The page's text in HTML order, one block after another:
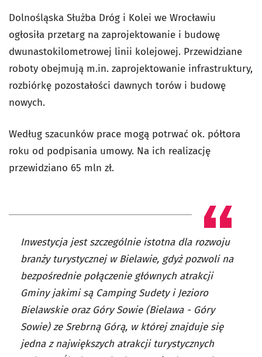
Dolnośląska Służba Dróg i Kolei we Wrocławiu
ogłosiła przetarg na zaprojektowanie i budowę
dwunastokilometrowej linii kolejowej. Przewidziane
roboty obejmują m.in. zaprojektowanie infrastruktury,
rozbiórkę pozostałości dawnych torów i budowę
nowych.
Według szacunków prace mogą potrwać ok. półtora
roku od podpisania umowy. Na ich realizację
przewidziano 65 mln zł.
Inwestycja jest szczególnie istotna dla rozwoju
branży turystycznej w Bielawie, gdyż pozwoli na
bezpośrednie połączenie głównych atrakcji
Gminy jakimi są Camping Sudety i Jezioro
Bielawskie oraz Góry Sowie (Bielawa - Góry
Sowie) ze Srebrną Górą, w której znajduje się
jedna z największych atrakcji turystycznych